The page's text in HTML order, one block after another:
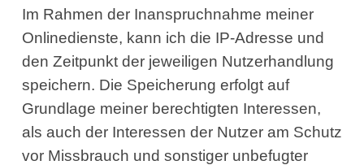
Im Rahmen der Inanspruchnahme meiner
Onlinedienste, kann ich die IP-Adresse und
den Zeitpunkt der jeweiligen Nutzerhandlung
speichern. Die Speicherung erfolgt auf
Grundlage meiner berechtigten Interessen,
als auch der Interessen der Nutzer am Schutz
vor Missbrauch und sonstiger unbefugter